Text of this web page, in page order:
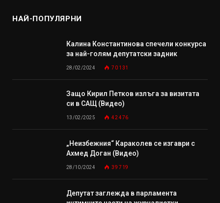
НАЙ-ПОПУЛЯРНИ
Калина Константинова спечели конкурса
за най-голям депутатски задник
28/02/2024 70 131
Защо Кирил Петков излъга за визитата
си в САЩ (Видео)
13/02/2025 42 476
„Неизбежния“ Караколев се изгаври с
Ахмед Доган (Видео)
28/10/2024 39 719
Депутат заглежда в парламента